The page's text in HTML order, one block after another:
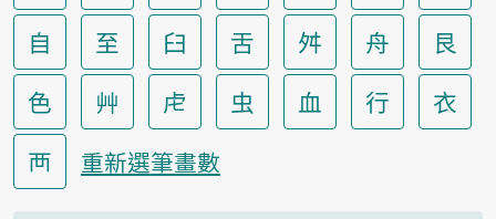
自
至 臼 舌 舛 舟
艮
色
艸 虍 虫 血 行
衣
襾
重新選筆畫數